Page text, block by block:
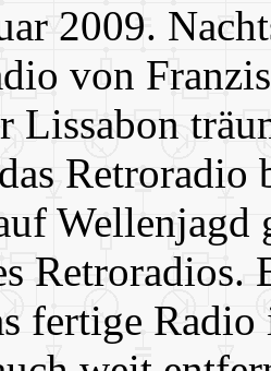
2009.
von
Lissabon
Retroradio
Wellenjagd
Retroradios.
fertige